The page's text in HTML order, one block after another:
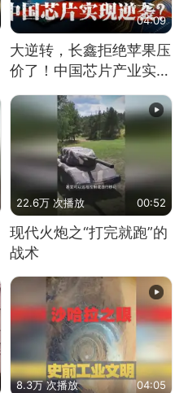
04:09
大逆转，长鑫拒绝苹果压
价了！中国芯片产业实现
22.6万 次播放 00:52
现代火炮之“打完就跑”的
战术
8.3万 次播放 04:05